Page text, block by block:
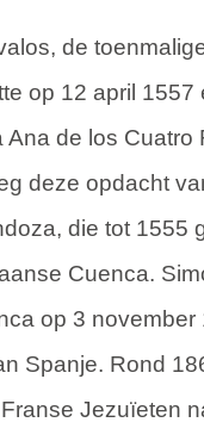
de
op 12 april 1557
Ana de los Cuatro
deze opdacht
die tot 1555
Cuenca.
op 3 november
Spanje. Rond
Jezuïeten